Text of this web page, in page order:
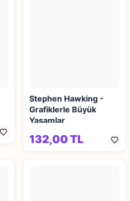
Stephen Hawking -
Grafiklerle Büyük
Yaşamlar
132,00 TL